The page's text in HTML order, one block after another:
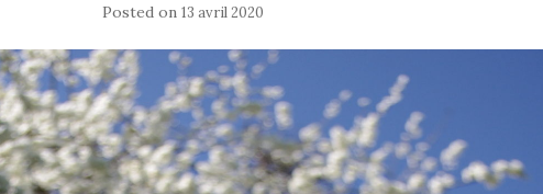
Posted on 13 avril 2020